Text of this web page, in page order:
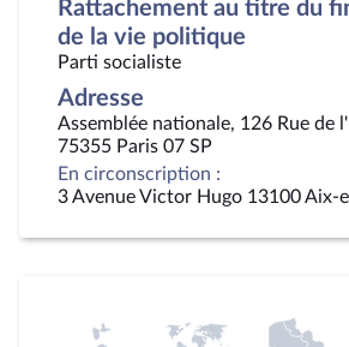
Rattachement au titre du
de la vie politique
Parti socialiste
Adresse
Assemblée nationale, 126 Rue de
75355 Paris 07 SP
En circonscription :
3 Avenue Victor Hugo 13100 Aix-